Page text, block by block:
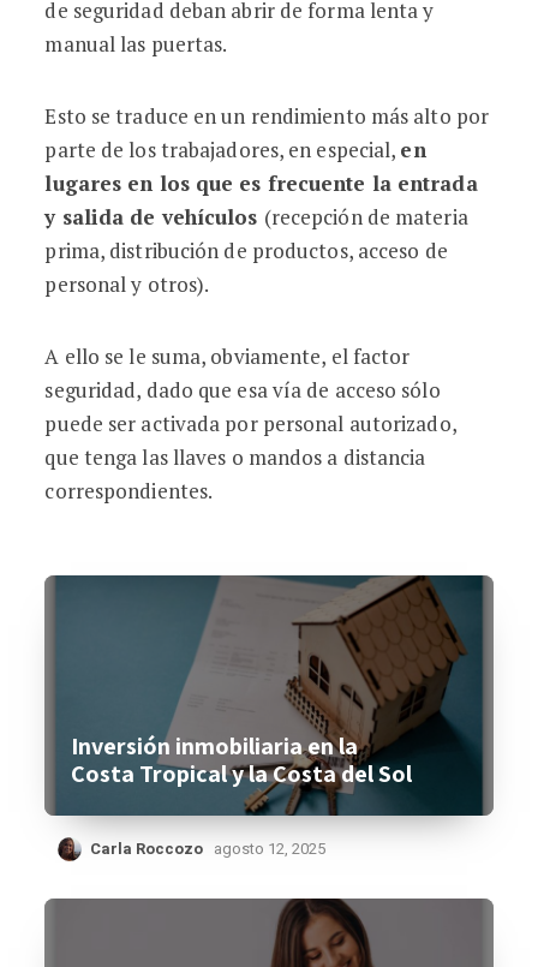
de seguridad deban abrir de forma lenta y
manual las puertas.
Esto se traduce en un rendimiento más alto por
parte de los trabajadores, en especial, en
lugares en los que es frecuente la entrada
y salida de vehículos (recepción de materia
prima, distribución de productos, acceso de
personal y otros).
A ello se le suma, obviamente, el factor
seguridad, dado que esa vía de acceso sólo
puede ser activada por personal autorizado,
que tenga las llaves o mandos a distancia
correspondientes.
Inversión inmobiliaria en la
Costa Tropical y la Costa del Sol
Carla Roccozo agosto 12, 2025